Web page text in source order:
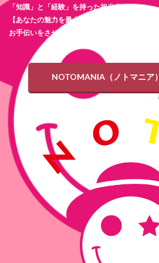
「知識」と「経験」を持った担当者が
【あなたの魅力を最大限に引き出す】
お手伝いをさせて頂きます。
NOTOMANIA（ノトマニア